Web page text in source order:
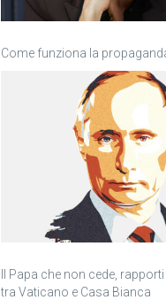
Come funziona la
Il Papa che non cede,
tra Vaticano e Casa Bianca